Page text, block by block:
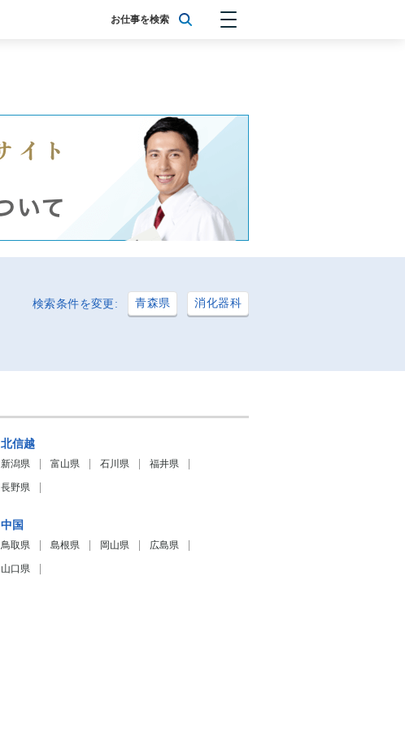
お仕事を検索
検索条件を変更: 青森県 消化器科
北信越
新潟県 富山県 石川県 福井県
長野県
中国
鳥取県 島根県 岡山県 広島県
山口県